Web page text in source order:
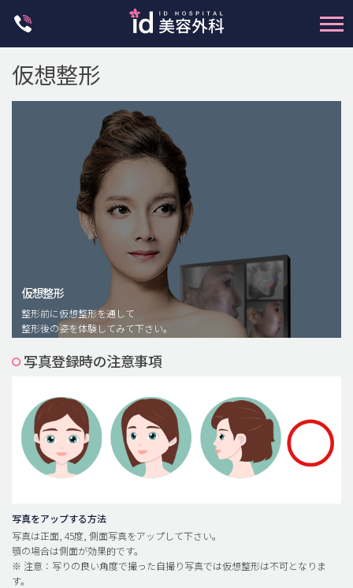
脂肪注入(アンチエイジング)
豊胸手術・バストアップ
プチ整形
メンズ整形
idリアルストーリー
idニュース
安全整形
料金一覧
ご相談のお問い合わせ
仮想整形
仮想整形
整形前に仮想整形を通して
整形後の姿を体験してみて下さい。
写真登録時の注意事項
写真をアップする方法
写真は正面, 45度, 側面写真をアップして下さい。
顎の場合は側面が効果的です。
※ 注意：写りの良い角度で撮った自撮り写真では仮想整形は不可となりま
す。